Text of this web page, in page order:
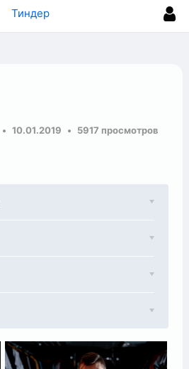
Тиндер
10.01.2019 5917 просмотров